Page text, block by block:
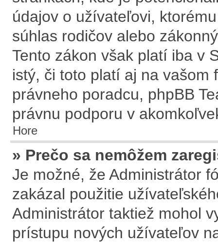
údajov o užívateľovi,
súhlas rodičov alebo
Tento zákon však platí iba v
istý, či toto platí aj na
právneho poradcu, phpBB
právnu podporu v
Hore
» Prečo sa nemôžem
Je možné, že Administrátor
zakázal použitie
Administrátor taktiež mohol
prístupu nových užívateľov